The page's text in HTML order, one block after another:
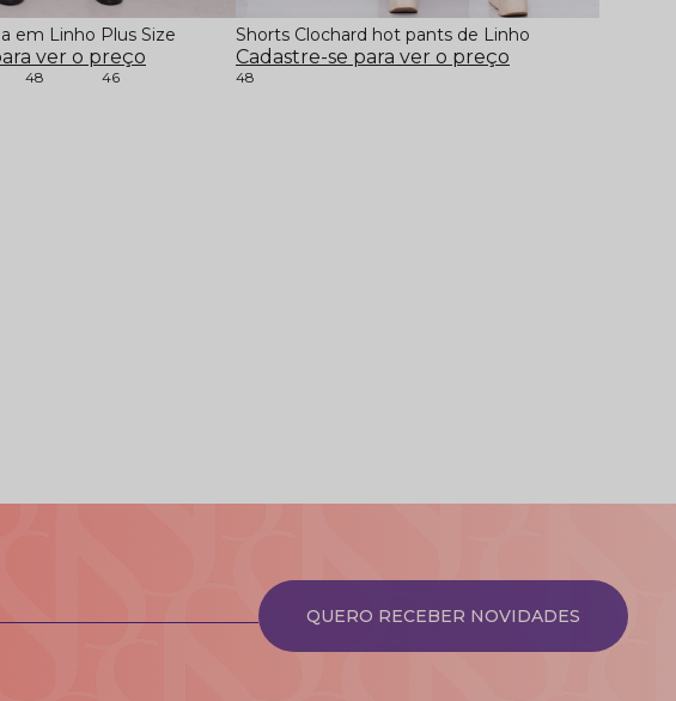
em Linho Plus Size
ver o preço
48 46
Shorts Clochard hot pants de Linho
Cadastre-se para ver o preço
48
QUERO RECEBER NOVIDADES